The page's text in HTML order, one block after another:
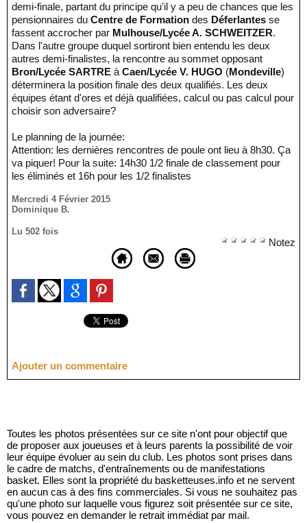
demi-finale, partant du principe qu'il y a peu de chances que les
pensionnaires du Centre de Formation des Déferlantes se
fassent accrocher par Mulhouse/Lycée A. SCHWEITZER.
Dans l'autre groupe duquel sortiront bien entendu les deux
autres demi-finalistes, la rencontre au sommet opposant
Bron/Lycée SARTRE à Caen/Lycée V. HUGO (Mondeville)
déterminera la position finale des deux qualifiés. Les deux
équipes étant d'ores et déjà qualifiées, calcul ou pas calcul pour
choisir son adversaire?
Le planning de la journée:
Attention: les dernières rencontres de poule ont lieu à 8h30. Ça
va piquer! Pour la suite: 14h30 1/2 finale de classement pour
les éliminés et 16h pour les 1/2 finalistes
Mercredi 4 Février 2015
Dominique B.
Lu 502 fois
Notez
Ajouter un commentaire
Toutes les photos présentées sur ce site n'ont pour objectif que
de proposer aux joueuses et à leurs parents la possibilité de voir
leur équipe évoluer au sein du club. Les photos sont prises dans
le cadre de matchs, d'entraînements ou de manifestations
basket. Elles sont la propriété du basketteuses.info et ne servent
en aucun cas à des fins commerciales. Si vous ne souhaitez pas
qu'une photo sur laquelle vous figurez soit présentée sur ce site,
vous pouvez en demander le retrait immédiat par mail.